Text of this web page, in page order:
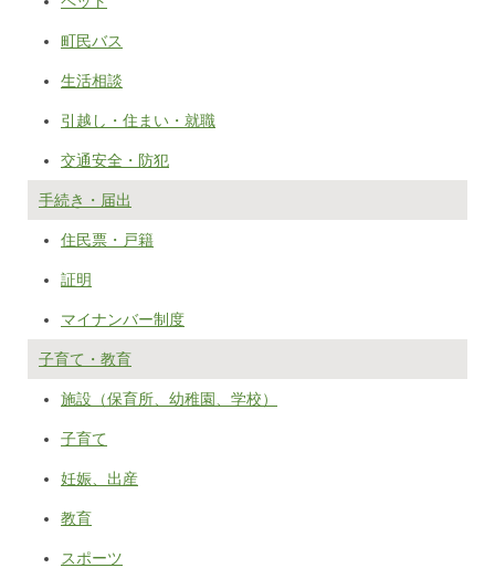
町民バス
生活相談
引越し・住まい・就職
交通安全・防犯
手続き・届出
住民票・戸籍
証明
マイナンバー制度
子育て・教育
施設（保育所、幼稚園、学校）
子育て
妊娠、出産
教育
スポーツ